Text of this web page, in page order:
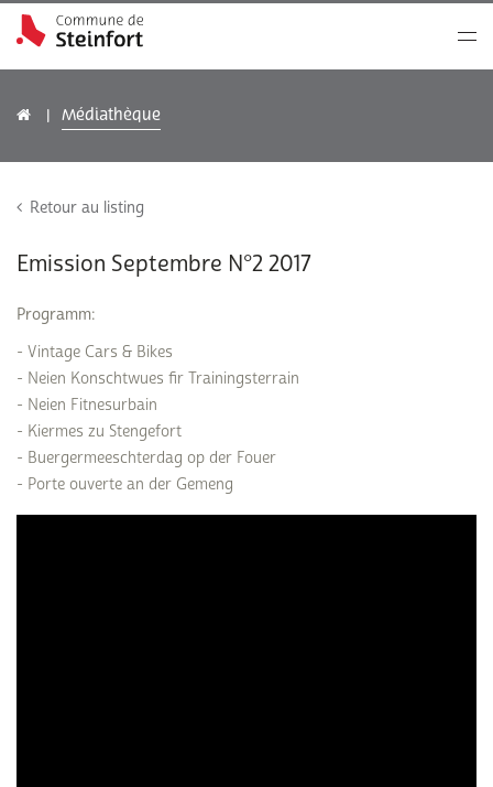
Médiathèque
Retour au listing
Emission Septembre N°2 2017
Programm:
- Vintage Cars & Bikes
- Neien Konschtwues fir Trainingsterrain
- Neien Fitnesurbain
- Kiermes zu Stengefort
- Buergermeeschterdag op der Fouer
- Porte ouverte an der Gemeng